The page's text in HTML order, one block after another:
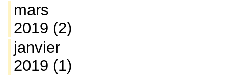
mars
2019 (2)
janvier
2019 (1)